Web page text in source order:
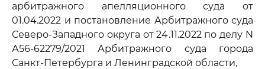
арбитражного апелляционного суда от
01.04.2022 и постановление Арбитражного суда
Северо-Западного округа от 24.11.2022 по делу N
А56-62279/2021 Арбитражного суда города
Санкт-Петербурга и Ленинградской области,